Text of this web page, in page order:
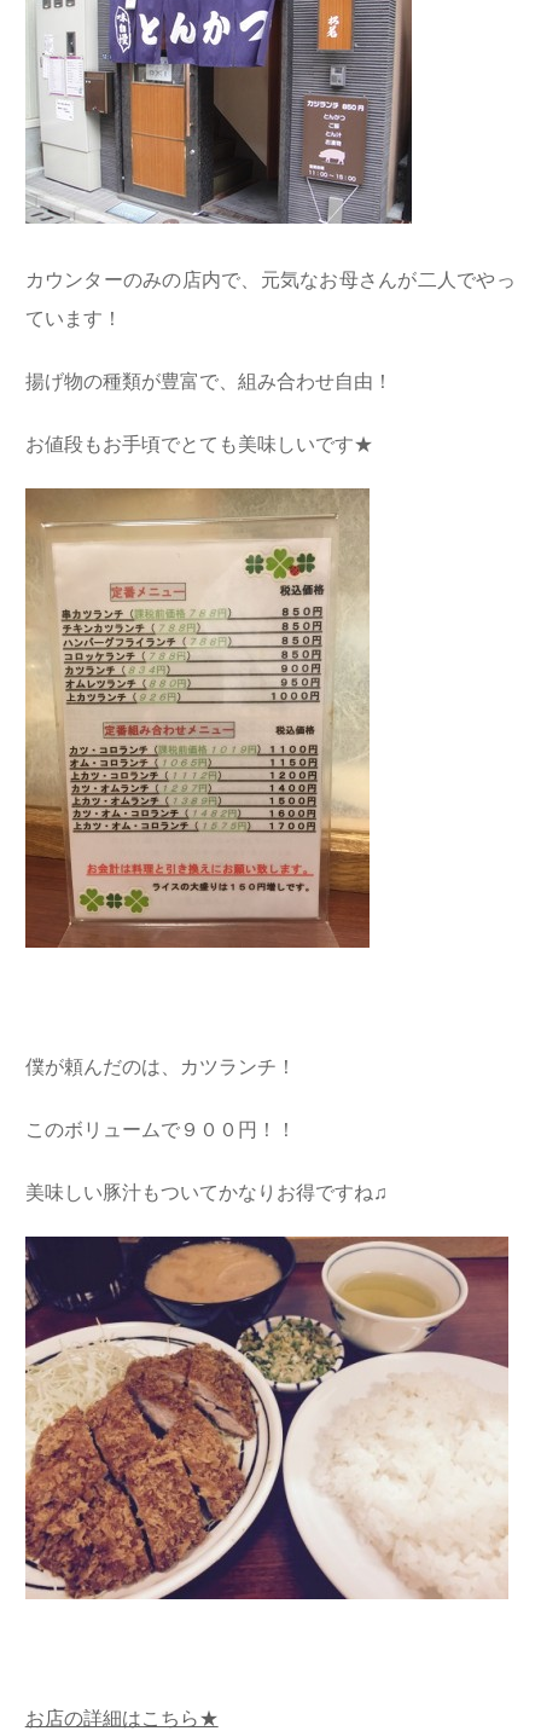
カウンターのみの店内で、元気なお母さんが二人でやっ
ています！
揚げ物の種類が豊富で、組み合わせ自由！
お値段もお手頃でとても美味しいです★
僕が頼んだのは、カツランチ！
このボリュームで９００円！！
美味しい豚汁もついてかなりお得ですね♫
お店の詳細はこちら★